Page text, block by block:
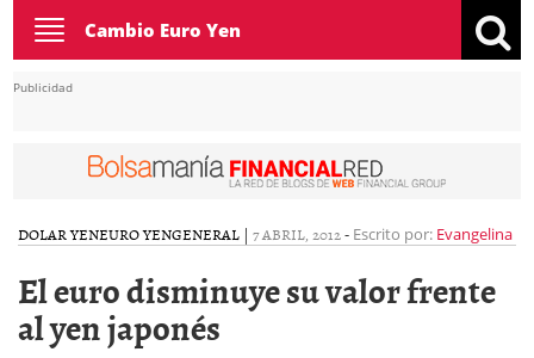
Toggle
navigation
Cambio Euro Yen
Publicidad
DOLAR YENEURO YENGENERAL | 7 ABRIL, 2012- Escrito por: Evangelina
El euro disminuye su valor frente
al yen japonés